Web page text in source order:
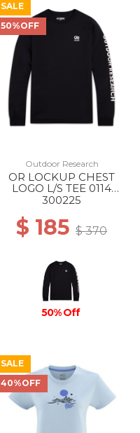
SALE
50%OFF
Outdoor Research
OR LOCKUP CHEST
LOGO L/S TEE 0114
BLACK/WHITE
300225
$ 185 $ 370
50% Off
SALE
40%OFF